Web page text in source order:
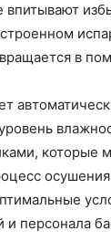
впитывают
в
которые
и персонала